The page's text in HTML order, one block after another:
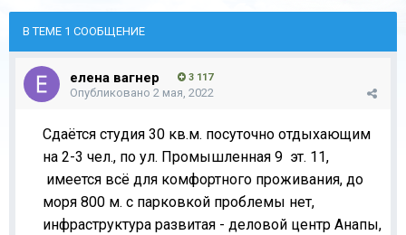
В ТЕМЕ 1 СООБЩЕНИЕ
елена вагнер 3 117
Опубликовано 2 мая, 2022
Сдаётся студия 30 кв.м. посуточно отдыхающим
на 2-3 чел., по ул. Промышленная 9 эт. 11,
имеется всё для комфортного проживания, до
моря 800 м. с парковкой проблемы нет,
инфраструктура развитая - деловой центр Анапы,